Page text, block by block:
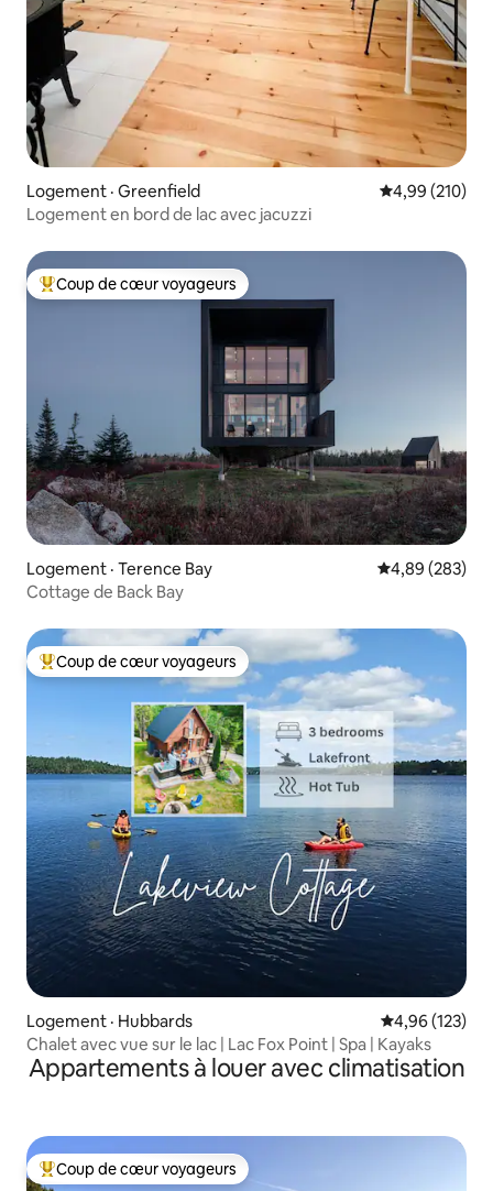
Logement · Greenfield Note
4,99 (210)
Logement en bord de lac avec jacuzzi
Coup de cœur voyageurs parmi les plus aimés
Coup de cœur voyageurs
Logement · Terence Bay Note
4,89 (283)
Cottage de Back Bay
Coup de cœur voyageurs parmi les plus aimés
Coup de cœur voyageurs
Logement · Hubbards Note
4,96 (123)
Chalet avec vue sur le lac | Lac Fox Point | Spa | Kayaks
Appartements à louer avec climatisation
Coup de cœur voyageurs parmi les plus aimés
Coup de cœur voyageurs